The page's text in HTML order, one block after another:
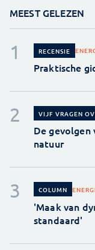
MEEST GELEZEN
RECENSIE
Praktische
VIJF VRAGEN
De
natuur
COLUMN
'Maak van
standaard'